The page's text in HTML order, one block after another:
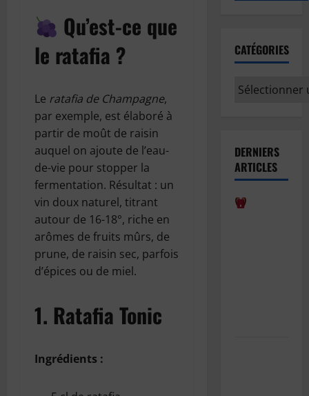
Qu’est-ce que
le ratafia ?
Le ratafia de Champagne,
par exemple, est élaboré à
partir de moût de raisin
auquel on ajoute de l’eau-
de-vie pour stopper la
fermentation. Résultat : un
vin doux naturel, titrant
autour de 16-18°, riche en
arômes de fruits mûrs, de
prune, de raisin sec, parfois
d’épices ou de miel.
1. Ratafia Tonic
Ingrédients :
CATÉGORIES
Catégories
DERNIERS
ARTICLES